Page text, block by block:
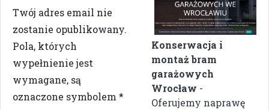
Twój adres email nie
zostanie opublikowany.
Pola, których
wypełnienie jest
wymagane, są
oznaczone symbolem *
Konserwacja i
montaż bram
garażowych
Wrocław -
Oferujemy naprawę